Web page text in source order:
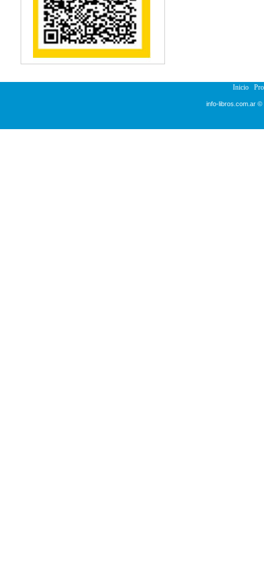
Reumatología
Salud Pública
Semiología
Terapia Ocupacional
Urología
Inicio
info-libros.com.ar